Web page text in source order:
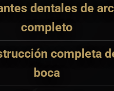
dentales de
completo
completa
boca